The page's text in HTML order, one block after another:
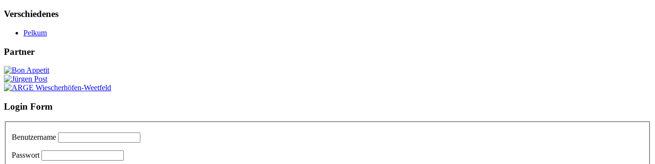
Verschiedenes
Pelkum
Partner
Login Form
Benutzername
Passwort